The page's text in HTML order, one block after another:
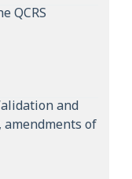
QCRS
and
of